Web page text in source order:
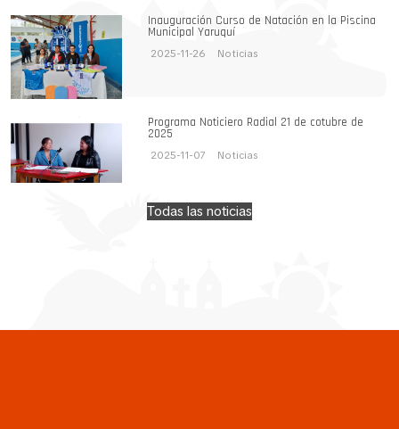
Inauguración Curso de Natación en la Piscina
Municipal Yaruquí
2025-11-26 Noticias
Programa Noticiero Radial 21 de cotubre de
2025
2025-11-07 Noticias
Todas las noticias